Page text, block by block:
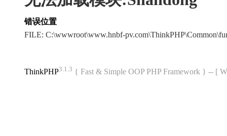
错误位置
FILE: C:\wwwroot\www.hnbf-
ThinkPHP3.1.3 { Fast & Simple OOP PHP Framework } -- [